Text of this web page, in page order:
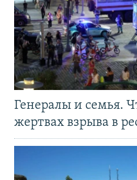
Генералы и семья.
жертвах взрыва в